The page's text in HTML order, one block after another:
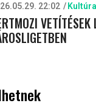
22:02 Kultúra
VETÍTÉSEK